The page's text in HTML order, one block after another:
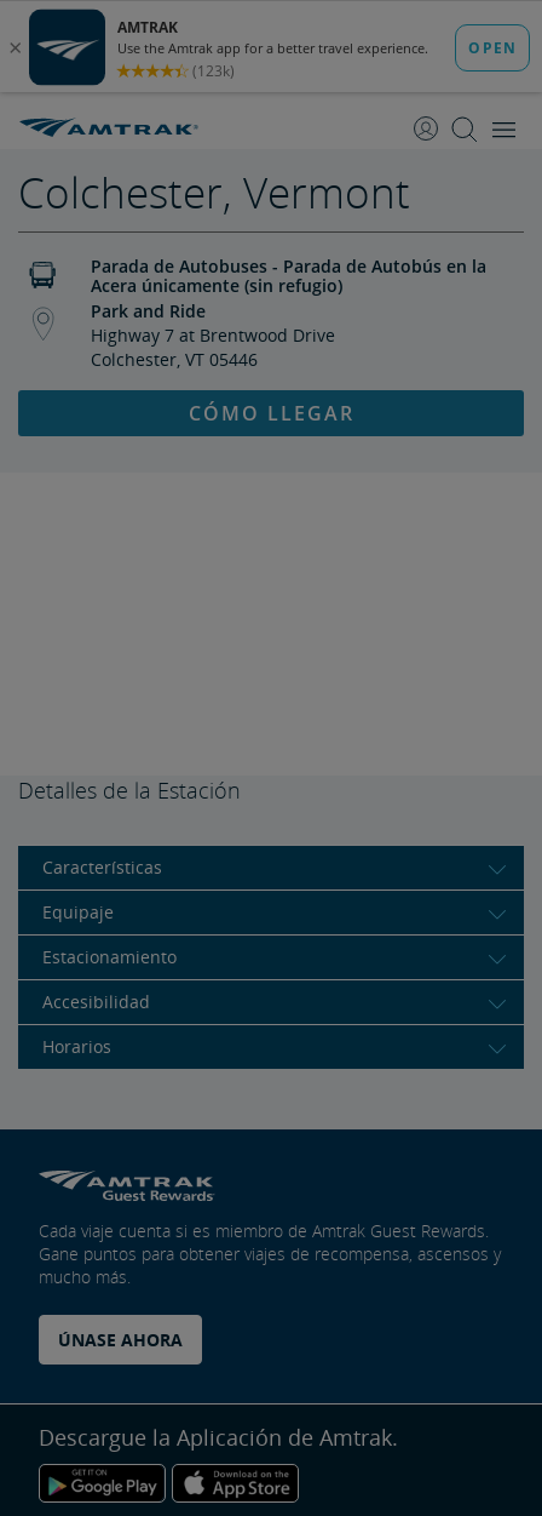
Contenido
Navegación
Colchester, Vermont
Parada de Autobuses - Parada de Autobús en la
Acera únicamente (sin refugio)
Park and Ride
Highway 7 at Brentwood Drive
Colchester, VT 05446
CÓMO LLEGAR
Detalles de la Estación
Características
Equipaje
Estacionamiento
Accesibilidad
Horarios
Cada viaje cuenta si es miembro de Amtrak Guest Rewards.
Gane puntos para obtener viajes de recompensa, ascensos y
mucho más.
ÚNASE AHORA
Descargue la Aplicación de Amtrak.